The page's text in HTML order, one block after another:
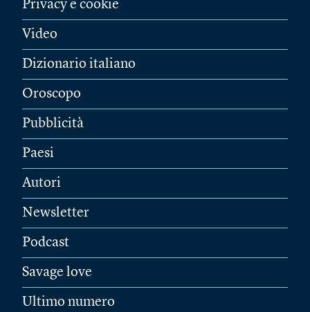
Privacy e cookie
Video
Dizionario italiano
Oroscopo
Pubblicità
Paesi
Autori
Newsletter
Podcast
Savage love
Ultimo numero